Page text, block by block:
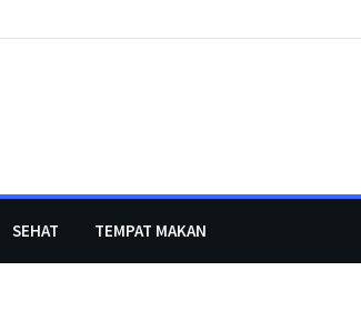
SEHAT TEMPAT MAKAN